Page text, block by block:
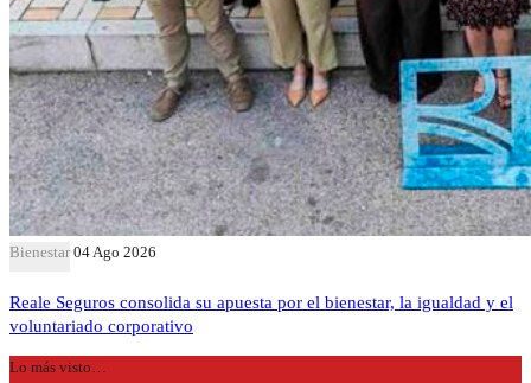
Bienestar 04 Ago 2026
Reale Seguros consolida su apuesta por el bienestar, la igualdad y el
voluntariado corporativo
Lo más visto…